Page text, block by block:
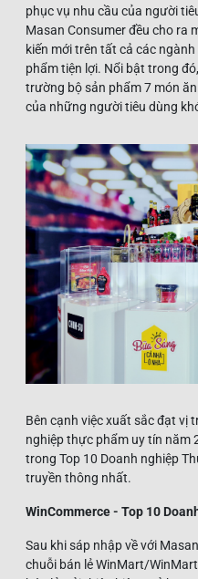
phục vụ nhu cầu của người
Masan Consumer đều cho ra
kiến mới trên tất cả các
phẩm tiện lợi. Nổi bật trong
trường bộ sản phẩm 7 món
của những người tiêu dùng
Bên cạnh việc xuất sắc đạt vị
nghiệp thực phẩm uy tín năm
trong Top 10 Doanh nghiệp
truyền thông nhất.
WinCommerce - Top 10
Sau khi sáp nhập về với
chuỗi bán lẻ WinMart/